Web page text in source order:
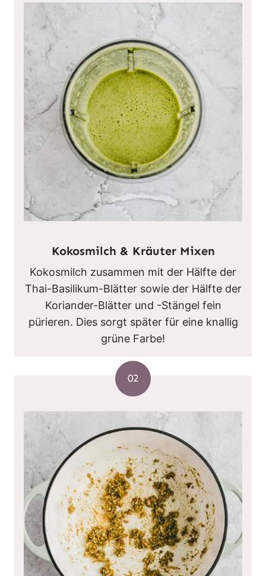
Kokosmilch & Kräuter Mixen
Kokosmilch zusammen mit der Hälfte der
Thai-Basilikum-Blätter sowie der Hälfte der
Koriander-Blätter und -Stängel fein
pürieren. Dies sorgt später für eine knallig
grüne Farbe!
02